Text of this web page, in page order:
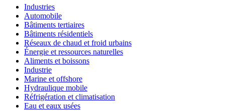
Industries
Automobile
Bâtiments tertiaires
Bâtiments résidentiels
Réseaux de chaud et froid urbains
Énergie et ressources naturelles
Aliments et boissons
Industrie
Marine et offshore
Hydraulique mobile
Réfrigération et climatisation
Eau et eaux usées